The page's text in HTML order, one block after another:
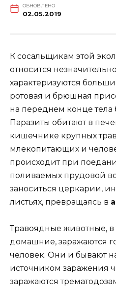
ОБНОВЛЕНО
02.05.2019
К сосальщикам этой
относится
характеризуются
ротовая и брюшная
на переднем конце тела
Паразиты обитают в
кишечнике крупных
млекопитающих и
происходит при
поливаемых прудовой
заноситься церкарии,
листьях, превращаясь в
Травоядные животные, в
домашние, заражаются
человек. Они и бывают
источником заражения
заражаются